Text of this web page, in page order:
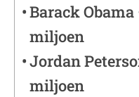
Barack Obama
miljoen
Jordan
miljoen